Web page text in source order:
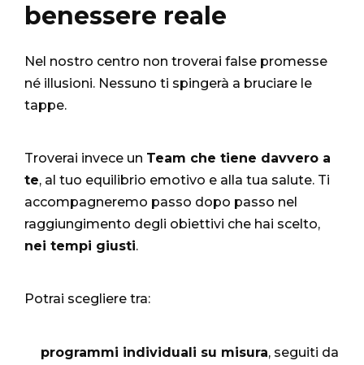
benessere reale
Nel nostro centro non troverai false promesse
né illusioni. Nessuno ti spingerà a bruciare le
tappe.
Troverai invece un Team che tiene davvero a
te, al tuo equilibrio emotivo e alla tua salute. Ti
accompagneremo passo dopo passo nel
raggiungimento degli obiettivi che hai scelto,
nei tempi giusti.
Potrai scegliere tra:
programmi individuali su misura, seguiti da